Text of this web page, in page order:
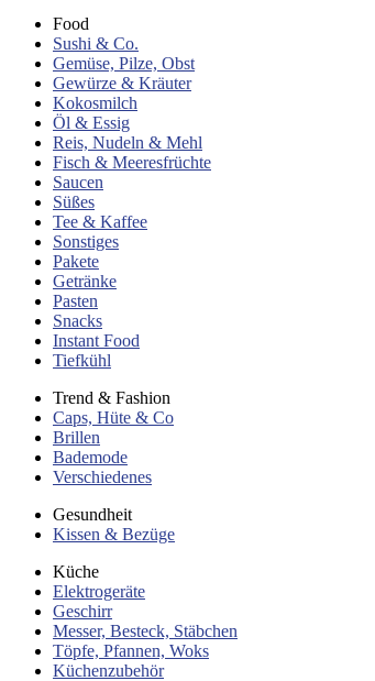
Food
Sushi & Co.
Gemüse, Pilze, Obst
Gewürze & Kräuter
Kokosmilch
Öl & Essig
Reis, Nudeln & Mehl
Fisch & Meeresfrüchte
Saucen
Süßes
Tee & Kaffee
Sonstiges
Pakete
Getränke
Pasten
Snacks
Instant Food
Tiefkühl
Trend & Fashion
Caps, Hüte & Co
Brillen
Bademode
Verschiedenes
Gesundheit
Kissen & Bezüge
Küche
Elektrogeräte
Geschirr
Messer, Besteck, Stäbchen
Töpfe, Pfannen, Woks
Küchenzubehör